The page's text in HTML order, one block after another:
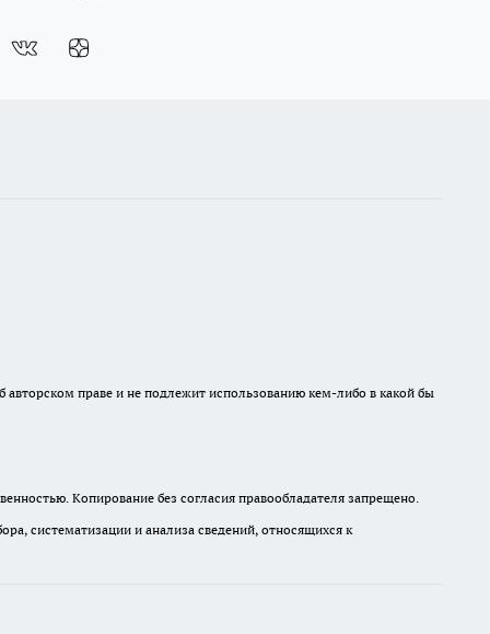
авторском праве и не подлежит использованию кем-либо в какой бы
Копирование без согласия правообладателя запрещено.
систематизации и анализа сведений, относящихся к